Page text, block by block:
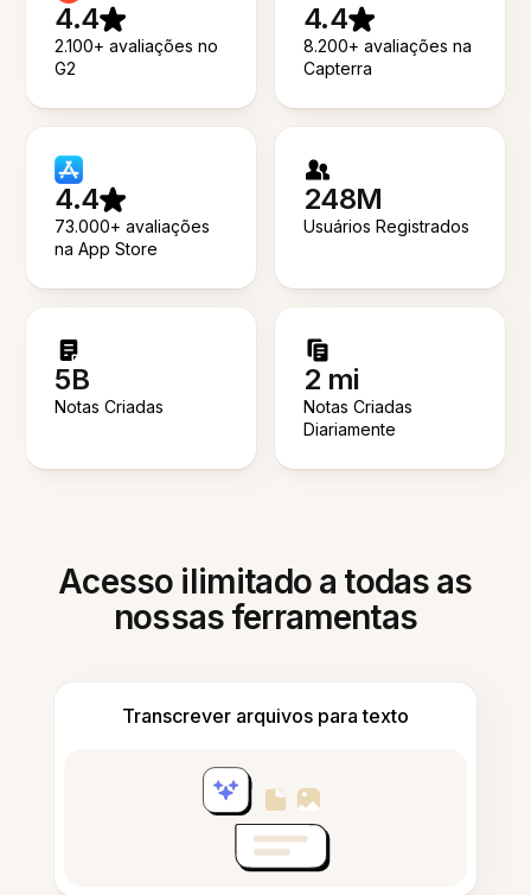
4.4
2.100+ avaliações no
G2
4.4
8.200+ avaliações na
Capterra
4.4
73.000+ avaliações
na App Store
248M
Usuários Registrados
5B
Notas Criadas
2 mi
Notas Criadas
Diariamente
Acesso ilimitado a todas as
nossas ferramentas
Transcrever arquivos para texto